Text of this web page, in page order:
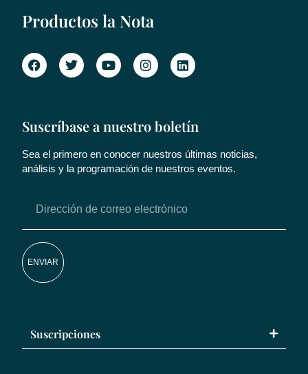
Productos la Nota
Suscríbase a nuestro boletín
Sea el primero en conocer nuestros últimas noticias,
análisis y la programación de nuestros eventos.
ENVIAR
Suscripciones